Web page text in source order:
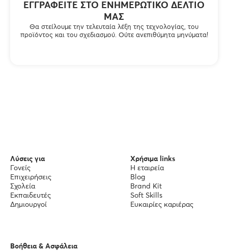
ΕΓΓΡΑΦΕΊΤΕ ΣΤΟ ΕΝΗΜΕΡΩΤΙΚΌ ΔΕΛΤΊΟ
ΜΑΣ
Θα στείλουμε την τελευταία λέξη της τεχνολογίας, του
προϊόντος και του σχεδιασμού. Ούτε ανεπιθύμητα μηνύματα!
Λύσεις για
Γονείς
Επιχειρήσεις
Σχολεία
Εκπαιδευτές
Δημιουργοί
Χρήσιμα links
Η εταιρεία
Blog
Brand Kit
Soft Skills
Ευκαιρίες καριέρας
Βοήθεια & Ασφάλεια